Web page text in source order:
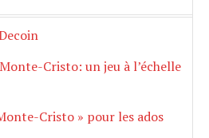
Cristo: un jeu à l’échelle
Cristo » pour les ados